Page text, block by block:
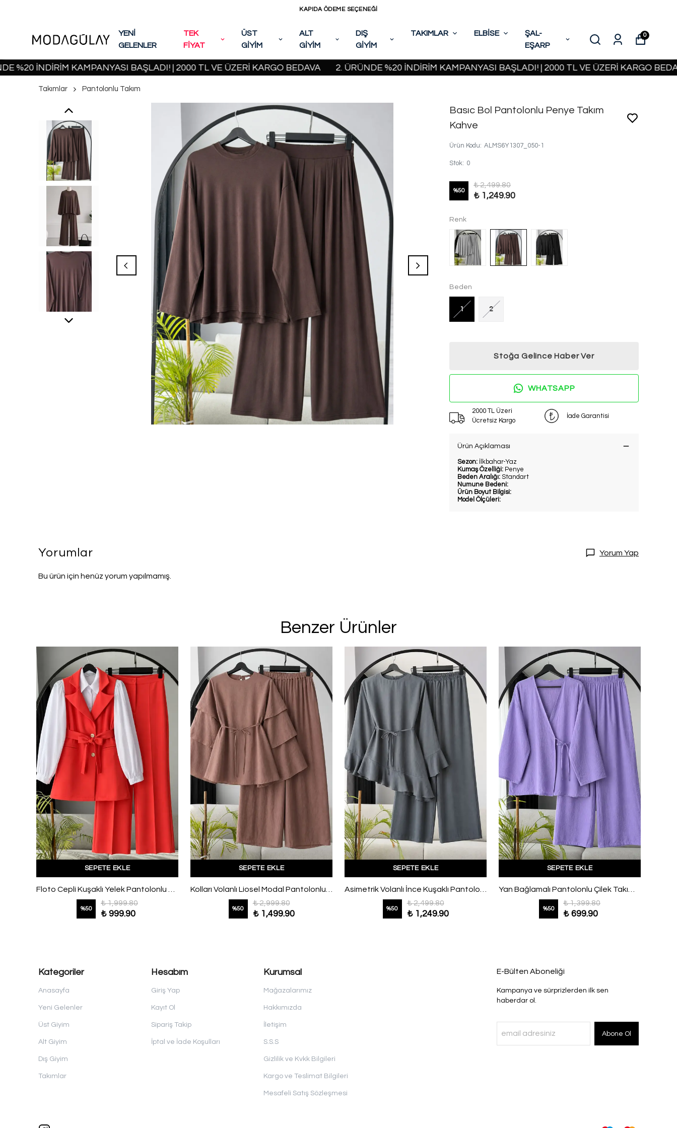
KAPIDA ÖDEME SEÇENEĞİ
YENİ
GELENLER
TEK
FİYAT
ÜST
GİYİM
ALT
GİYİM
DIŞ
GİYİM
TAKIMLAR ELBİSE
ŞAL-
EŞARP
0
KAMPANYASI BAŞLADI! | 2000 TL VE ÜZERİ KARGO BEDAVA 2. ÜRÜNDE %20 İNDİRİM KAMPANYASI BAŞLADI! | 2000 TL VE ÜZERİ KARGO BEDAVA
Takımlar Pantolonlu Takım
Basıc Bol Pantolonlu Penye Takım
Kahve
Ürün Kodu: ALMS6Y1307_050-1
Stok: 0
%50
₺ 2,499.80
₺ 1,249.90
Renk
Beden
1 2
Stoğa Gelince Haber Ver
WHATSAPP
2000 TL Üzeri
Ücretsiz Kargo
İade Garantisi
Ürün Açıklaması
Sezon: İlkbahar-Yaz
Kumaş Özelliği: Penye
Beden Aralığı: Standart
Numune Bedeni:
Ürün Boyut Bilgisi:
Model Ölçüleri:
Yorumlar Yorum Yap
Bu ürün için henüz yorum yapılmamış.
Benzer Ürünler
SEPETE EKLE
Floto Cepli Kuşaklı Yelek Pantolonlu Dabıl Takım Nar Çiçeği
%50
₺ 1,999.80
₺ 999.90
SEPETE EKLE
Kolları Volanlı Liosel Modal Pantolonlu Takım Sütlü Kahve
%50
₺ 2,999.80
₺ 1,499.90
SEPETE EKLE
Asimetrik Volanlı İnce Kuşaklı Pantolonlu Modal Takım Füme
%50
₺ 2,499.80
₺ 1,249.90
SEPETE EKLE
Yan Bağlamalı Pantolonlu Çilek Takım Lila
%50
₺ 1,399.80
₺ 699.90
Kategoriler
Anasayfa
Yeni Gelenler
Üst Giyim
Alt Giyim
Dış Giyim
Takımlar
Hesabım
Giriş Yap
Kayıt Ol
Sipariş Takip
İptal ve İade Koşulları
Kurumsal
Mağazalarımız
Hakkımızda
İletişim
S.S.S
Gizlilik ve Kvkk Bilgileri
Kargo ve Teslimat Bilgileri
Mesafeli Satış Sözleşmesi
E-Bülten Aboneliği
Kampanya ve sürprizlerden ilk sen
haberdar ol.
Abone Ol